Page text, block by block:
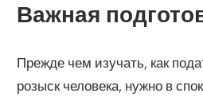
Важная
Прежде чем изучать, как
розыск человека, нужно в